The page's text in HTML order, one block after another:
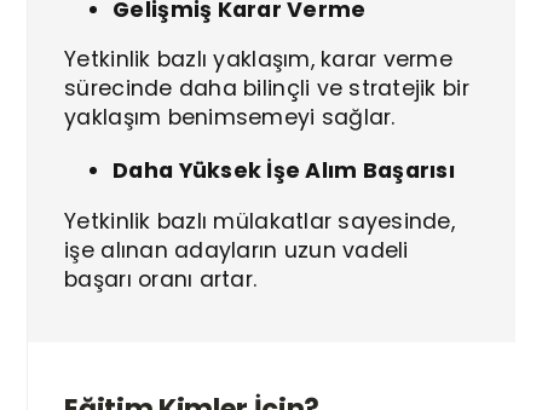
Gelişmiş Karar Verme
Yetkinlik bazlı yaklaşım, karar verme
sürecinde daha bilinçli ve stratejik bir
yaklaşım benimsemeyi sağlar.
Daha Yüksek İşe Alım Başarısı
Yetkinlik bazlı mülakatlar sayesinde,
işe alınan adayların uzun vadeli
başarı oranı artar.